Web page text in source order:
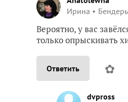
Ирина
Вероятно, у вас
только опрыскивать
Ответить ✿
dvpross